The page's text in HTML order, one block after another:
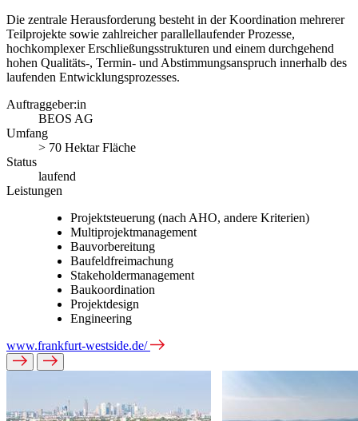
Die zentrale Herausforderung besteht in der Koordination mehrerer
Teilprojekte sowie zahlreicher parallellaufender Prozesse,
hochkomplexer Erschließungsstrukturen und einem durchgehend
hohen Qualitäts-, Termin- und Abstimmungsanspruch innerhalb des
laufenden Entwicklungsprozesses.
Auftraggeber:in
BEOS AG
Umfang
> 70 Hektar Fläche
Status
laufend
Leistungen
Projektsteuerung (nach AHO, andere Kriterien)
Multiprojektmanagement
Bauvorbereitung
Baufeldfreimachung
Stakeholdermanagement
Baukoordination
Projektdesign
Engineering
www.frankfurt-westside.de/